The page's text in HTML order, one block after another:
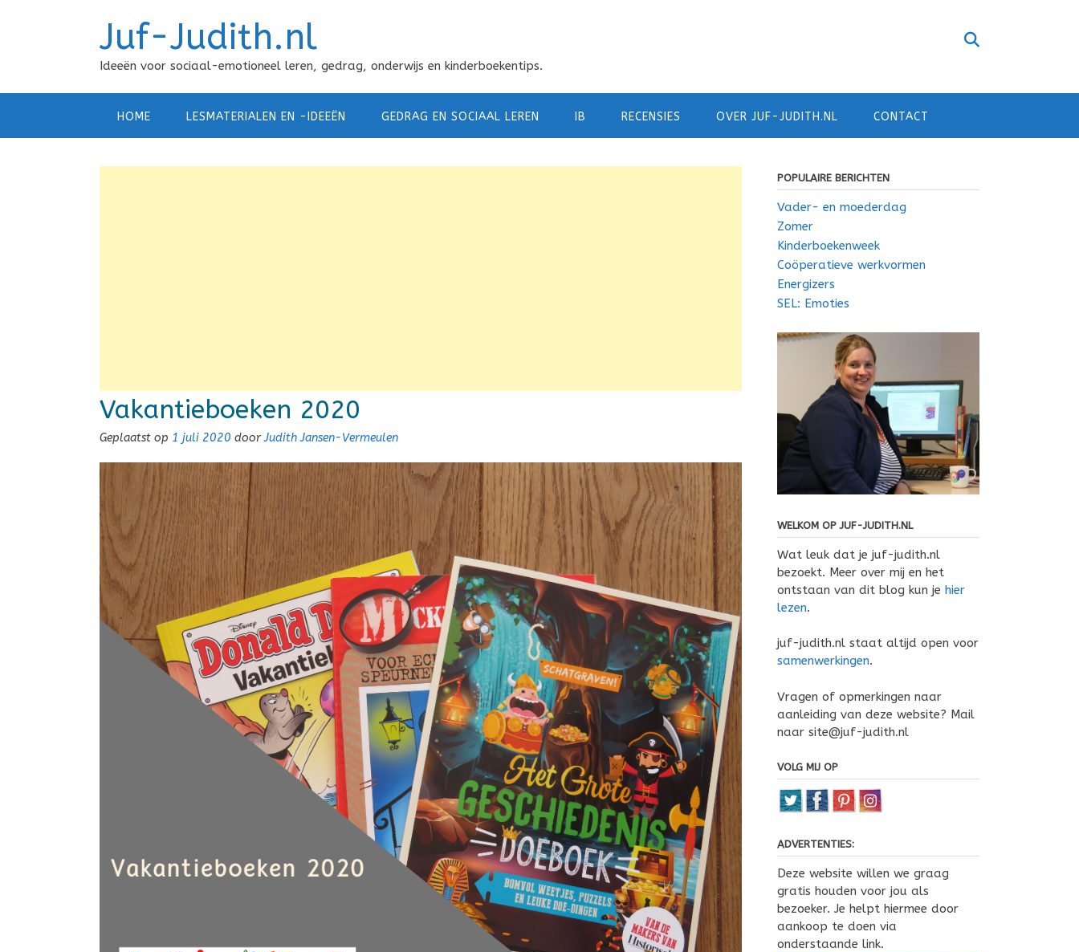
Juf-Judith.nl
Ideeën voor sociaal-emotioneel leren, gedrag, onderwijs en kinderboekentips.
HOME LESMATERIALEN EN -IDEEËN GEDRAG EN SOCIAAL LEREN IB RECENSIES OVER JUF-JUDITH.NL CONTACT
Vakantieboeken 2020
Geplaatst op 1 juli 2020 doorJudith Jansen-Vermeulen
POPULAIRE BERICHTEN
Vader- en moederdag
Zomer
Kinderboekenweek
Coöperatieve werkvormen
Energizers
SEL: Emoties
WELKOM OP JUF-JUDITH.NL
Wat leuk dat je juf-judith.nl
bezoekt. Meer over mij en het
ontstaan van dit blog kun je hier
lezen.
juf-judith.nl staat altijd open voor
samenwerkingen.
Vragen of opmerkingen naar
aanleiding van deze website? Mail
naar site@juf-judith.nl
VOLG MIJ OP
ADVERTENTIES:
Deze website willen we graag
gratis houden voor jou als
bezoeker. Je helpt hiermee door
aankoop te doen via
onderstaande link.